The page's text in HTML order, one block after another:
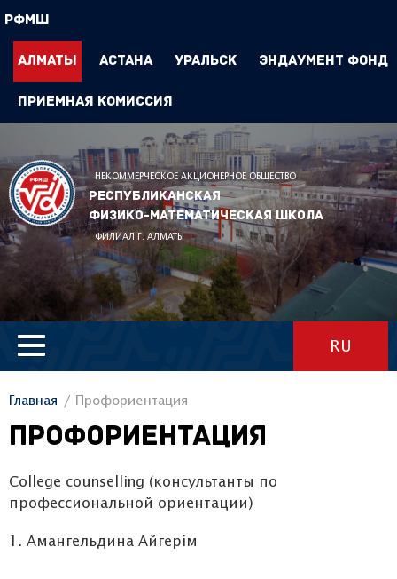
РФМШ
Алматы Астана Уральск Эндаумент Фонд
Приемная комиссия
НЕКОММЕРЧЕСКОЕ АКЦИОНЕРНОЕ ОБЩЕСТВО
Республиканская
физико-математическая школа
ФИЛИАЛ Г. АЛМАТЫ
RU
Главная Профориентация
Профориентация
College counselling (консультанты по
профессиональной ориентации)
Амангельдина Айгерім